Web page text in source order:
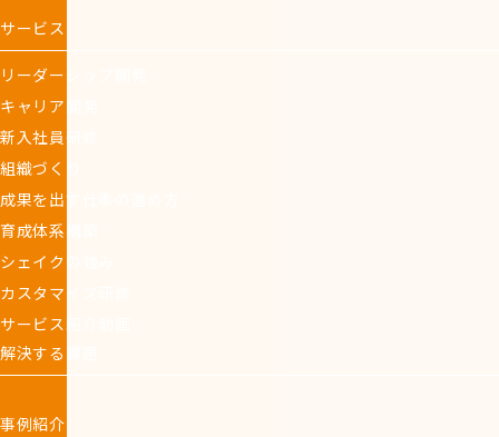
サービス
リーダーシップ開発
キャリア開発
新入社員研修
組織づくり
成果を出す仕事の進め方
育成体系構築
シェイクの強み
カスタマイズ研修
サービス紹介動画
解決する課題
事例紹介